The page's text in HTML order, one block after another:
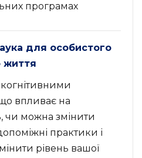
програмах
для особистого
життя
впливає на
чи можна змінити
практики і
рівень вашої